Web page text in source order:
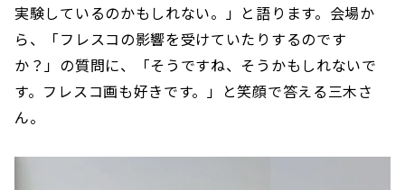
実験しているのかもしれない。」と語ります。会場か
ら、「フレスコの影響を受けていたりするのです
か？」の質問に、「そうですね、そうかもしれないで
す。フレスコ画も好きです。」と笑顔で答える三木さ
ん。